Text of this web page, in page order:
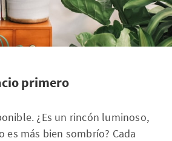
primero
¿Es un rincón luminoso,
es más bien sombrío? Cada